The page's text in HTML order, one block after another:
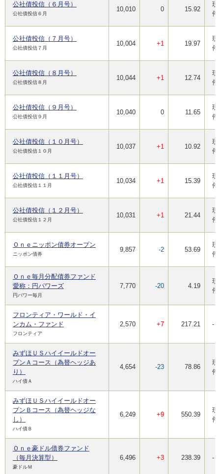
公社債投信（６月号）
公社債投信６月
10,010 0 15.92
現
停
公社債投信（７月号）
公社債投信７月
10,004 +1 19.97
現
停
公社債投信（８月号）
公社債投信８月
10,044 +1 12.74
現
停
公社債投信（９月号）
公社債投信９月
10,040 0 11.65
現
停
公社債投信（１０月号）
公社債投信１０月
10,037 +1 10.92
現
停
公社債投信（１１月号）
公社債投信１１月
10,034 +1 15.39
現
停
公社債投信（１２月号）
公社債投信１２月
10,031 +1 21.44
現
停
Ｏｎｅニッポン債券オープン
ニッポン債券
9,857 -2 53.69
現
停
Ｏｎｅ毎月分配債券ファンド
愛称：円パワーズ
円パワー毎月
7,770 -20 4.19
現
停
フロンティア・ワールド・イ
ンカム・ファンド
フロンティア
2,570 +7 217.21 -
みずほＵＳハイイールドオー
プンＡコース（為替ヘッジあ
り）
ハイ債Ａ
4,654 -23 78.86
現
停
みずほＵＳハイイールドオー
プンＢコース（為替ヘッジな
し）
ハイ債Ｂ
6,249 +9 550.39
現
停
Ｏｎｅ豪ドル債券ファンド
（毎月決算型）
豪ドルＭ
6,496 +3 238.39 -